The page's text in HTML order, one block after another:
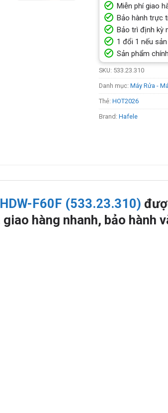
Miễn phí giao
Bảo hành trực
Bảo trì định kỳ
1 đổi 1 nếu
Sản phẩm
SKU: 533.23.310
Danh mục: Máy Rửa -
Thẻ: HOT2026
Brand: Hafele
F60F (533.23.310)
hàng nhanh, bảo hành